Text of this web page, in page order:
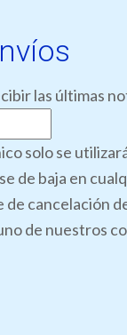
las últimas
solo se
de baja en
de cancelación
de nuestros